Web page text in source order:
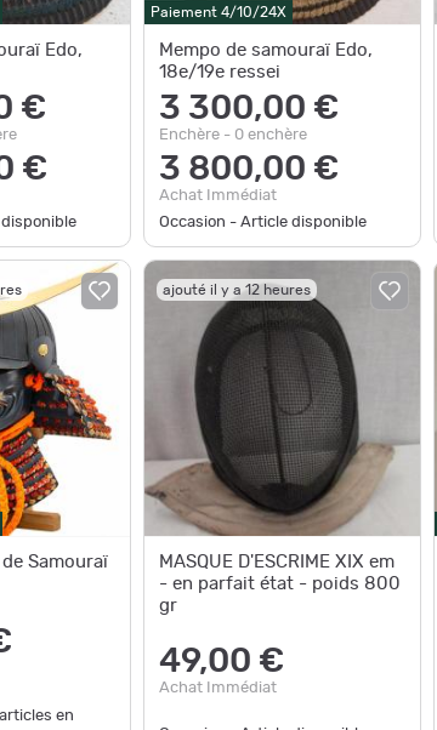
Edo,
€
€
Paiement 4/10/24X
Mempo de samouraï Edo,
18e/19e ressei
3 300,00 €
Enchère - 0 enchère
3 800,00 €
Achat Immédiat
Occasion - Article disponible
Samouraï
articles en
ajouté il y a 12 heures
MASQUE D'ESCRIME XIX em
- en parfait état - poids 800
gr
49,00 €
Achat Immédiat